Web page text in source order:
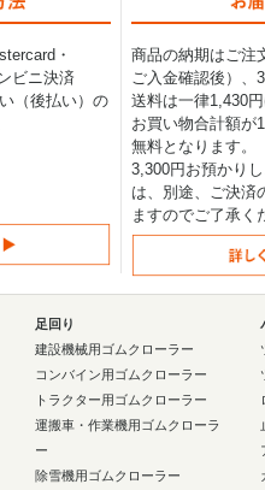
・
ビニ決済
（後払い）の
商品の納期はご注
ご入金確認後）、
送料は一律1,430
お買い物合計額が
無料となります
3,300円お預かり
は、別途、ご決済
ますのでご了承く
足回り
建設機械用ゴムクローラー
コンバイン用ゴムクローラー
トラクター用ゴムクローラー
運搬車・作業機用ゴムクローラ
ー
除雪機用ゴムクローラー